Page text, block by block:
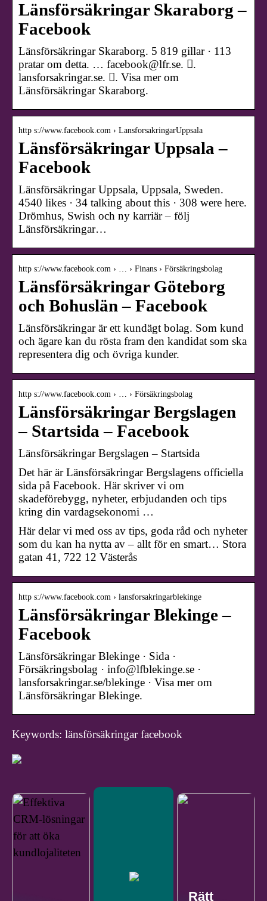
Länsförsäkringar Skaraborg –
Facebook
Länsförsäkringar Skaraborg. 5 819 gillar · 113
pratar om detta. … facebook@lfr.se. 󱤂.
lansforsakringar.se. 󱙇. Visa mer om
Länsförsäkringar Skaraborg.
http s://www.facebook.com › LansforsakringarUppsala
Länsförsäkringar Uppsala –
Facebook
Länsförsäkringar Uppsala, Uppsala, Sweden.
4540 likes · 34 talking about this · 308 were here.
Drömhus, Swish och ny karriär – följ
Länsförsäkringar…
http s://www.facebook.com › … › Finans › Försäkringsbolag
Länsförsäkringar Göteborg
och Bohuslän – Facebook
Länsförsäkringar är ett kundägt bolag. Som kund
och ägare kan du rösta fram den kandidat som ska
representera dig och övriga kunder.
http s://www.facebook.com › … › Försäkringsbolag
Länsförsäkringar Bergslagen
– Startsida – Facebook
Länsförsäkringar Bergslagen – Startsida
Det här är Länsförsäkringar Bergslagens officiella
sida på Facebook. Här skriver vi om
skadeförebygg, nyheter, erbjudanden och tips
kring din vardagsekonomi …
Här delar vi med oss av tips, goda råd och nyheter
som du kan ha nytta av – allt för en smart… Stora
gatan 41, 722 12 Västerås
http s://www.facebook.com › lansforsakringarblekinge
Länsförsäkringar Blekinge –
Facebook
Länsförsäkringar Blekinge · Sida ·
Försäkringsbolag · info@lfblekinge.se ·
lansforsakringar.se/blekinge · Visa mer om
Länsförsäkringar Blekinge.
Keywords: länsförsäkringar facebook
Rätt